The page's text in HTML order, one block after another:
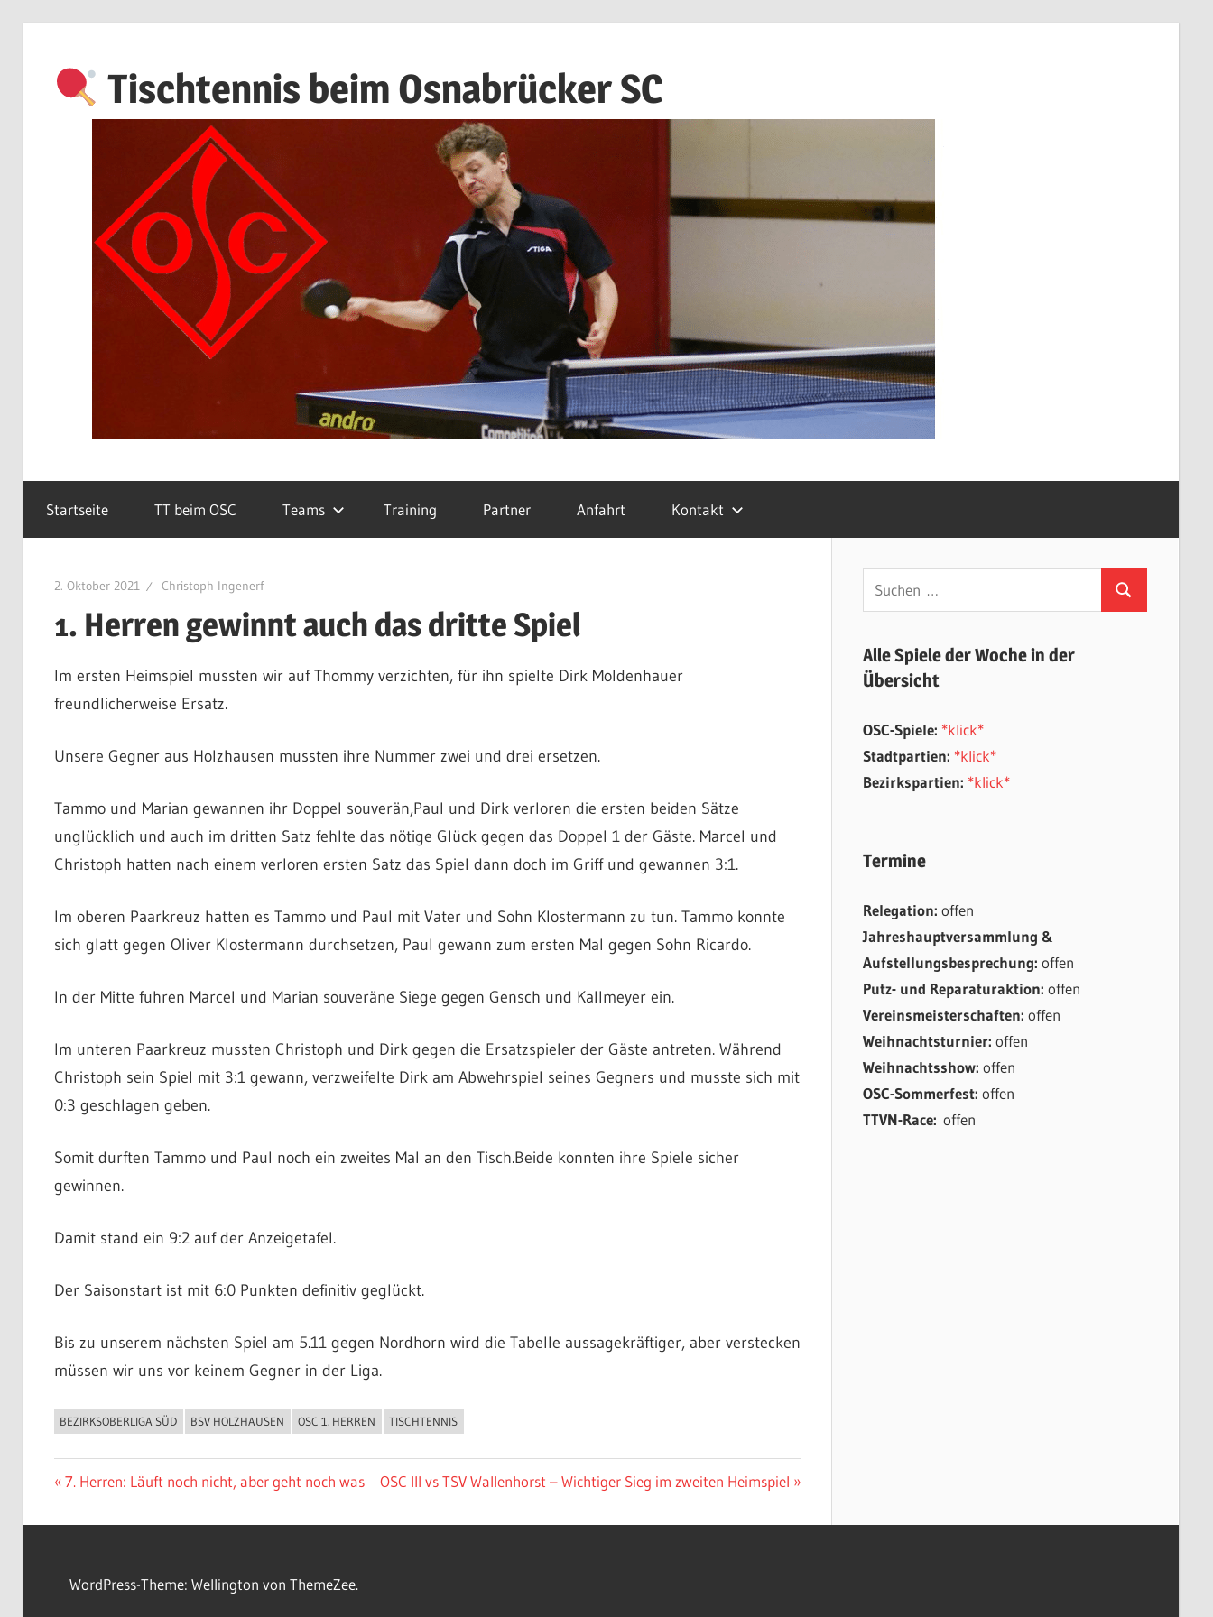
springen
Tischtennis beim Osnabrücker SC
Startseite TT beim OSC Teams Training Partner Anfahrt Kontakt
2. Oktober 2021 Christoph Ingenerf
1. Herren gewinnt auch das dritte Spiel
Im ersten Heimspiel mussten wir auf Thommy verzichten, für ihn spielte Dirk Moldenhauer
freundlicherweise Ersatz.
Unsere Gegner aus Holzhausen mussten ihre Nummer zwei und drei ersetzen.
Tammo und Marian gewannen ihr Doppel souverän,Paul und Dirk verloren die ersten beiden Sätze
unglücklich und auch im dritten Satz fehlte das nötige Glück gegen das Doppel 1 der Gäste. Marcel und
Christoph hatten nach einem verloren ersten Satz das Spiel dann doch im Griff und gewannen 3:1.
Im oberen Paarkreuz hatten es Tammo und Paul mit Vater und Sohn Klostermann zu tun. Tammo konnte
sich glatt gegen Oliver Klostermann durchsetzen, Paul gewann zum ersten Mal gegen Sohn Ricardo.
In der Mitte fuhren Marcel und Marian souveräne Siege gegen Gensch und Kallmeyer ein.
Im unteren Paarkreuz mussten Christoph und Dirk gegen die Ersatzspieler der Gäste antreten. Während
Christoph sein Spiel mit 3:1 gewann, verzweifelte Dirk am Abwehrspiel seines Gegners und musste sich mit
0:3 geschlagen geben.
Somit durften Tammo und Paul noch ein zweites Mal an den Tisch.Beide konnten ihre Spiele sicher
gewinnen.
Damit stand ein 9:2 auf der Anzeigetafel.
Der Saisonstart ist mit 6:0 Punkten definitiv geglückt.
Bis zu unserem nächsten Spiel am 5.11 gegen Nordhorn wird die Tabelle aussagekräftiger, aber verstecken
müssen wir uns vor keinem Gegner in der Liga.
ALLGEMEIN
BEZIRKSOBERLIGA SÜD BSV HOLZHAUSEN OSC 1. HERREN TISCHTENNIS
Beitragsnavigation
Vorheriger
7. Herren: Läuft noch nicht, aber geht noch was
Nächster
OSC III vs TSV Wallenhorst – Wichtiger Sieg im zweiten Heimspiel
Suchen
nach:
Suchen
Alle Spiele der Woche in der
Übersicht
OSC-Spiele: *klick*
Stadtpartien: *klick*
Bezirkspartien: *klick*
Termine
Relegation: offen
Jahreshauptversammlung &
Aufstellungsbesprechung: offen
Putz- und Reparaturaktion: offen
Vereinsmeisterschaften: offen
Weihnachtsturnier: offen
Weihnachtsshow: offen
OSC-Sommerfest: offen
TTVN-Race: offen
WordPress-Theme: Wellington von ThemeZee.